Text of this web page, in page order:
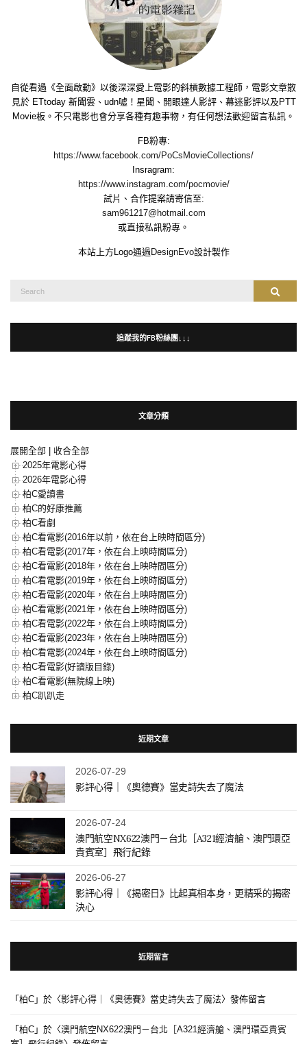
自從看過《全面啟動》以後深深愛上電影的斜槓數據工程師，電影文章散
見於 ETtoday 新聞雲、udn噓！星聞、開眼達人影評、幕迷影評以及PTT
Movie板。不只電影也會分享各種有趣事物，有任何想法歡迎留言私訊。
FB粉專:
https://www.facebook.com/PoCsMovieCollections/
Insragram:
https://www.instagram.com/pocmovie/
試片、合作提案請寄信至:
sam961217@hotmail.com
或直接私訊粉專。
本站上方Logo通過 DesignEvo設計製作
Search
Search
追蹤我的FB粉絲團↓↓↓
文章分類
展開全部
收合全部
2025年電影心得
2026年電影心得
柏C愛讀書
柏C的好康推薦
柏C看劇
柏C看電影(2016年以前，依在台上映時間區分)
柏C看電影(2017年，依在台上映時間區分)
柏C看電影(2018年，依在台上映時間區分)
柏C看電影(2019年，依在台上映時間區分)
柏C看電影(2020年，依在台上映時間區分)
柏C看電影(2021年，依在台上映時間區分)
柏C看電影(2022年，依在台上映時間區分)
柏C看電影(2023年，依在台上映時間區分)
柏C看電影(2024年，依在台上映時間區分)
柏C看電影(好讀版目錄)
柏C看電影(無院線上映)
柏C趴趴走
近期文章
2026-07-29
影評心得｜《奧德賽》當史詩失去了魔法
2026-07-24
澳門航空NX622澳門－台北［A321經濟艙、澳門環亞
貴賓室］飛行紀錄
2026-06-27
影評心得｜《揭密日》比起真相本身，更精采的揭密
決心
近期留言
「 柏C 」於〈影評心得｜《奧德賽》當史詩失去了魔法〉發佈留言
「 柏C 」於〈澳門航空NX622澳門－台北［A321經濟艙、澳門環亞貴賓